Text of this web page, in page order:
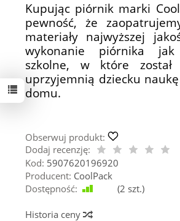
Kupując piórnik marki
pewność, że
materiały najwyższej
wykonanie piórnika
szkolne, w które został
uprzyjemnią dziecku
domu.
Obserwuj produkt:
Dodaj recenzję:
Kod: 5907620196920
Producent: CoolPack
Dostępność:
(2 szt.)
Historia ceny